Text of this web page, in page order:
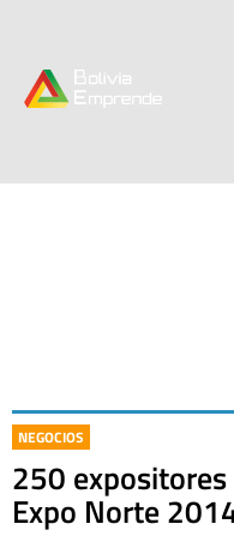
NEGOCIOS
250
Expo Norte